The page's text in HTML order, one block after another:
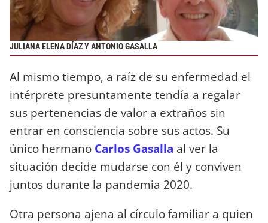
JULIANA ELENA DÍAZ Y ANTONIO GASALLA
Al mismo tiempo, a raíz de su enfermedad el
intérprete presuntamente tendía a regalar
sus pertenencias de valor a extraños sin
entrar en consciencia sobre sus actos. Su
único hermano Carlos Gasalla al ver la
situación decide mudarse con él y conviven
juntos durante la pandemia 2020.
Otra persona ajena al círculo familiar a quien